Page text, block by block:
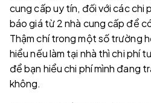
cung cấp uy tín, đối với các chi
báo giá từ 2 nhà cung cấp để
Thậm chí trong một số trường
hiểu nếu làm tại nhà thì chi phí
để bạn hiểu chi phí mình đang
không.